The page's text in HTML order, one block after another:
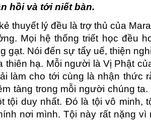
hồi và tới niết bàn.
thuyết lý đều là trợ thủ của
Mọi hệ thống triết học đều
gạt. Nói đến sự tẩy uế, thiện
thiên hạ. Mỗi người là Vị Phật
làm cho tới cùng là nhận thức
tàng trong mỗi người chúng
tội duy nhất. Ðó là tội vô minh,
nơi mình. Tội này rất nặng vì